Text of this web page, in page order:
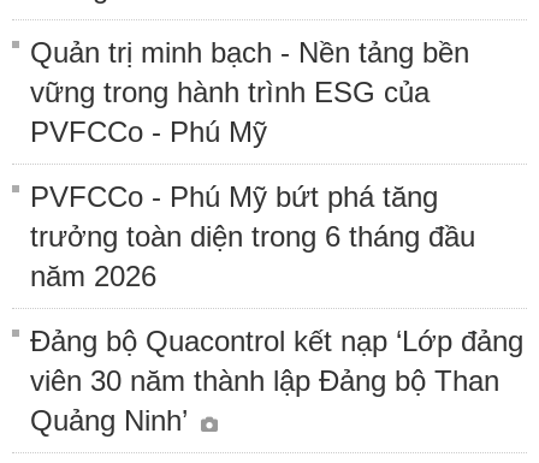
Quản trị minh bạch - Nền tảng bền
vững trong hành trình ESG của
PVFCCo - Phú Mỹ
PVFCCo - Phú Mỹ bứt phá tăng
trưởng toàn diện trong 6 tháng đầu
năm 2026
Đảng bộ Quacontrol kết nạp ‘Lớp đảng
viên 30 năm thành lập Đảng bộ Than
Quảng Ninh’